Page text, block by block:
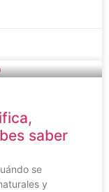
saber
se
y